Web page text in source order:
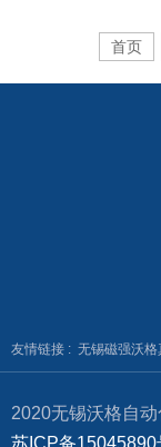
首页
友情链接 : 无锡磁强沃格
2020无锡沃格自